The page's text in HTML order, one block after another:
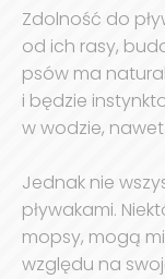
Zdolność do
od ich rasy,
psów ma
i będzie
w wodzie,
Jednak nie
pływakami.
mopsy, mogą
względu na